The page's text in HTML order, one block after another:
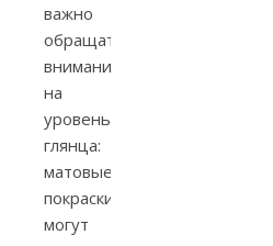
важно
обращать
внимание
на
уровень
глянца:
матовые
покраски
могут